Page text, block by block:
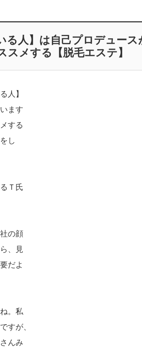
る人】は自己プロデュー
スメする【脱毛エステ】
人】
ます
する
し
Ｔ氏
の顔
、見
だよ
。私
すが、
んみ